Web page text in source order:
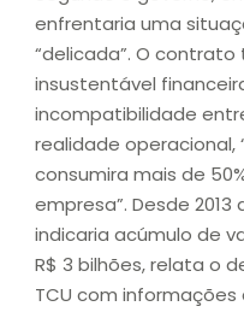
enfrentaria uma
“delicada”. O
insustentável
incompatibilidade
realidade operacional,
consumira mais de
empresa”. Desde
indicaria acúmulo de
R$ 3 bilhões, relata o
TCU com